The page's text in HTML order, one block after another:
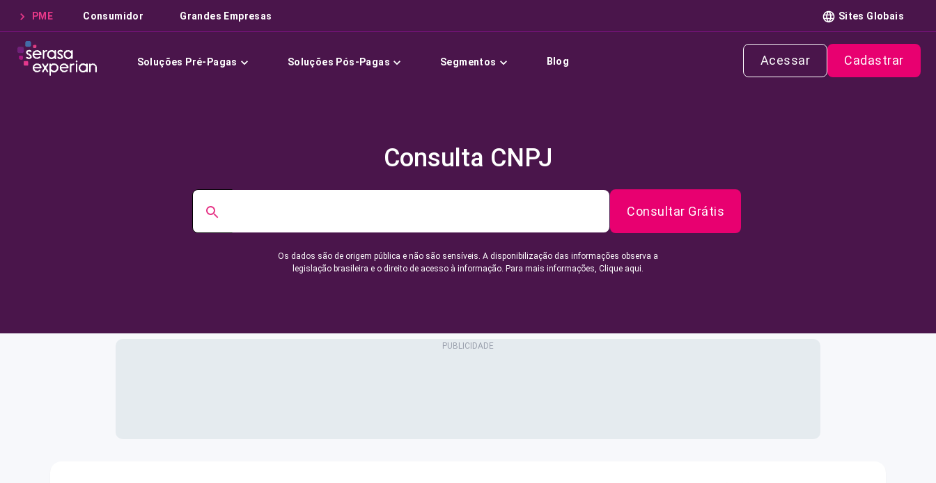
PME Consumidor Grandes Empresas Sites Globais
Soluções Pré-Pagas Soluções Pós-Pagas Segmentos Blog Acessar Cadastrar
Consulta CNPJ
Consultar Grátis
Os dados são de origem pública e não são sensíveis. A disponibilização das informações observa a
legislação brasileira e o direito de acesso à informação. Para mais informações, Clique aqui.